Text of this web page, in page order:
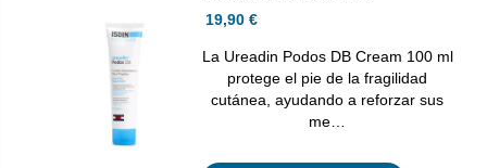
19,90 €
La Ureadin Podos DB Cream 100 ml
protege el pie de la fragilidad
cutánea, ayudando a reforzar sus
me…